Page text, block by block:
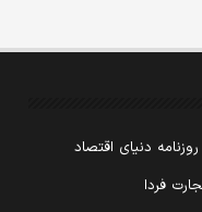
روزنامه دنیای اقتصاد
فردا